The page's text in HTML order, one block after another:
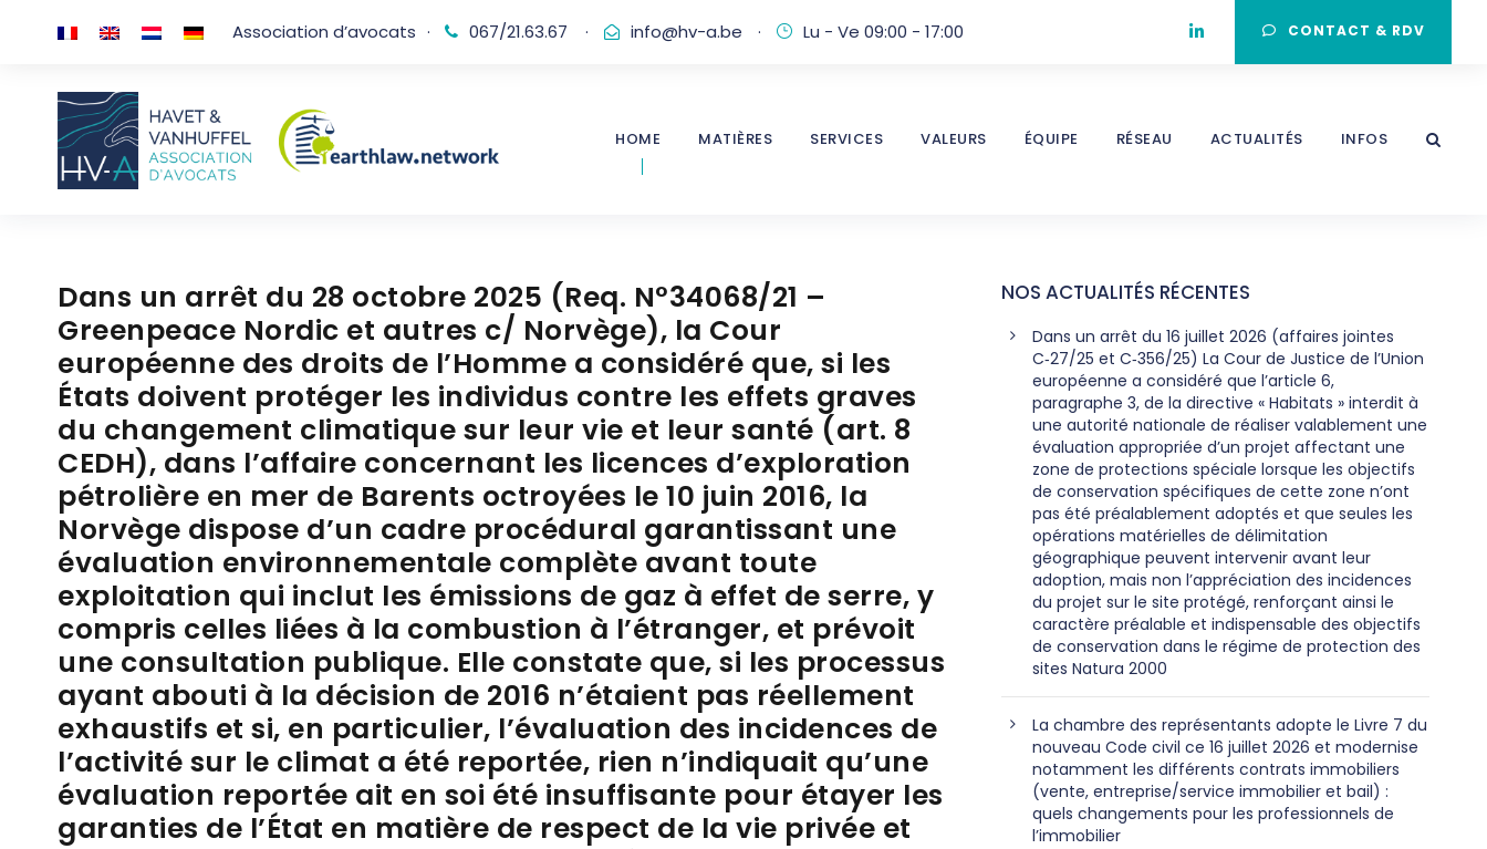
Association d’avocats · 067/21.63.67 · info@hv-a.be · Lu - Ve 09:00 - 17:00 CONTACT & RDV
HOME MATIÈRES SERVICES VALEURS ÉQUIPE RÉSEAU ACTUALITÉS INFOS
Dans un arrêt du 28 octobre 2025 (Req. N°34068/21 –
Greenpeace Nordic et autres c/ Norvège), la Cour
européenne des droits de l’Homme a considéré que, si les
États doivent protéger les individus contre les effets graves
du changement climatique sur leur vie et leur santé (art. 8
CEDH), dans l’affaire concernant les licences d’exploration
pétrolière en mer de Barents octroyées le 10 juin 2016, la
Norvège dispose d’un cadre procédural garantissant une
évaluation environnementale complète avant toute
exploitation qui inclut les émissions de gaz à effet de serre, y
compris celles liées à la combustion à l’étranger, et prévoit
une consultation publique. Elle constate que, si les processus
ayant abouti à la décision de 2016 n’étaient pas réellement
exhaustifs et si, en particulier, l’évaluation des incidences de
l’activité sur le climat a été reportée, rien n’indiquait qu’une
évaluation reportée ait en soi été insuffisante pour étayer les
garanties de l’État en matière de respect de la vie privée et
NOS ACTUALITÉS RÉCENTES
Dans un arrêt du 16 juillet 2026 (affaires jointes
C‑27/25 et C‑356/25) La Cour de Justice de l’Union
européenne a considéré que l’article 6,
paragraphe 3, de la directive « Habitats » interdit à
une autorité nationale de réaliser valablement une
évaluation appropriée d’un projet affectant une
zone de protections spéciale lorsque les objectifs
de conservation spécifiques de cette zone n’ont
pas été préalablement adoptés et que seules les
opérations matérielles de délimitation
géographique peuvent intervenir avant leur
adoption, mais non l’appréciation des incidences
du projet sur le site protégé, renforçant ainsi le
caractère préalable et indispensable des objectifs
de conservation dans le régime de protection des
sites Natura 2000
La chambre des représentants adopte le Livre 7 du
nouveau Code civil ce 16 juillet 2026 et modernise
notamment les différents contrats immobiliers
(vente, entreprise/service immobilier et bail) :
quels changements pour les professionnels de
l’immobilier